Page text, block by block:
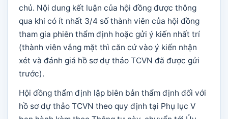
chủ. Nội dung kết luận của hội đồng được thông
qua khi có ít nhất 3/4 số thành viên của hội đồng
tham gia phiên thẩm định hoặc gửi ý kiến nhất trí
(thành viên vắng mặt thì căn cứ vào ý kiến nhận
xét và đánh giá hồ sơ dự thảo TCVN đã được gửi
trước).
Hội đồng thẩm định lập biên bản thẩm định đối với
hồ sơ dự thảo TCVN theo quy định tại Phụ lục V